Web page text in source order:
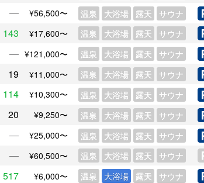
― ¥56,500〜 温泉 大浴場 露天 サウナ
143 ¥17,600〜 温泉 大浴場 露天 サウナ
― ¥121,000〜 温泉 大浴場 露天 サウナ
19 ¥11,000〜 温泉 大浴場 露天 サウナ
114 ¥10,300〜 温泉 大浴場 露天 サウナ
20 ¥9,250〜 温泉 大浴場 露天 サウナ
― ¥25,000〜 温泉 大浴場 露天 サウナ
― ¥60,500〜 温泉 大浴場 露天 サウナ
517 ¥6,000〜 温泉 大浴場 露天 サウナ